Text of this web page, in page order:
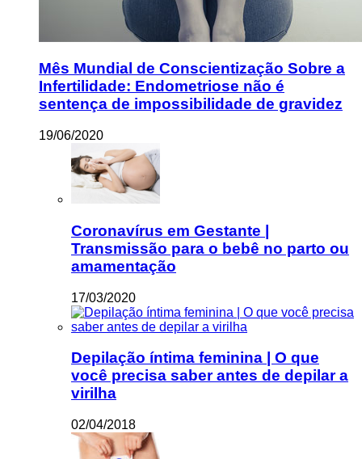
Mês Mundial de Conscientização Sobre a
Infertilidade: Endometriose não é
sentença de impossibilidade de gravidez
19/06/2020
Coronavírus em Gestante |
Transmissão para o bebê no parto ou
amamentação
17/03/2020
Depilação íntima feminina | O que
você precisa saber antes de depilar a
virilha
02/04/2018